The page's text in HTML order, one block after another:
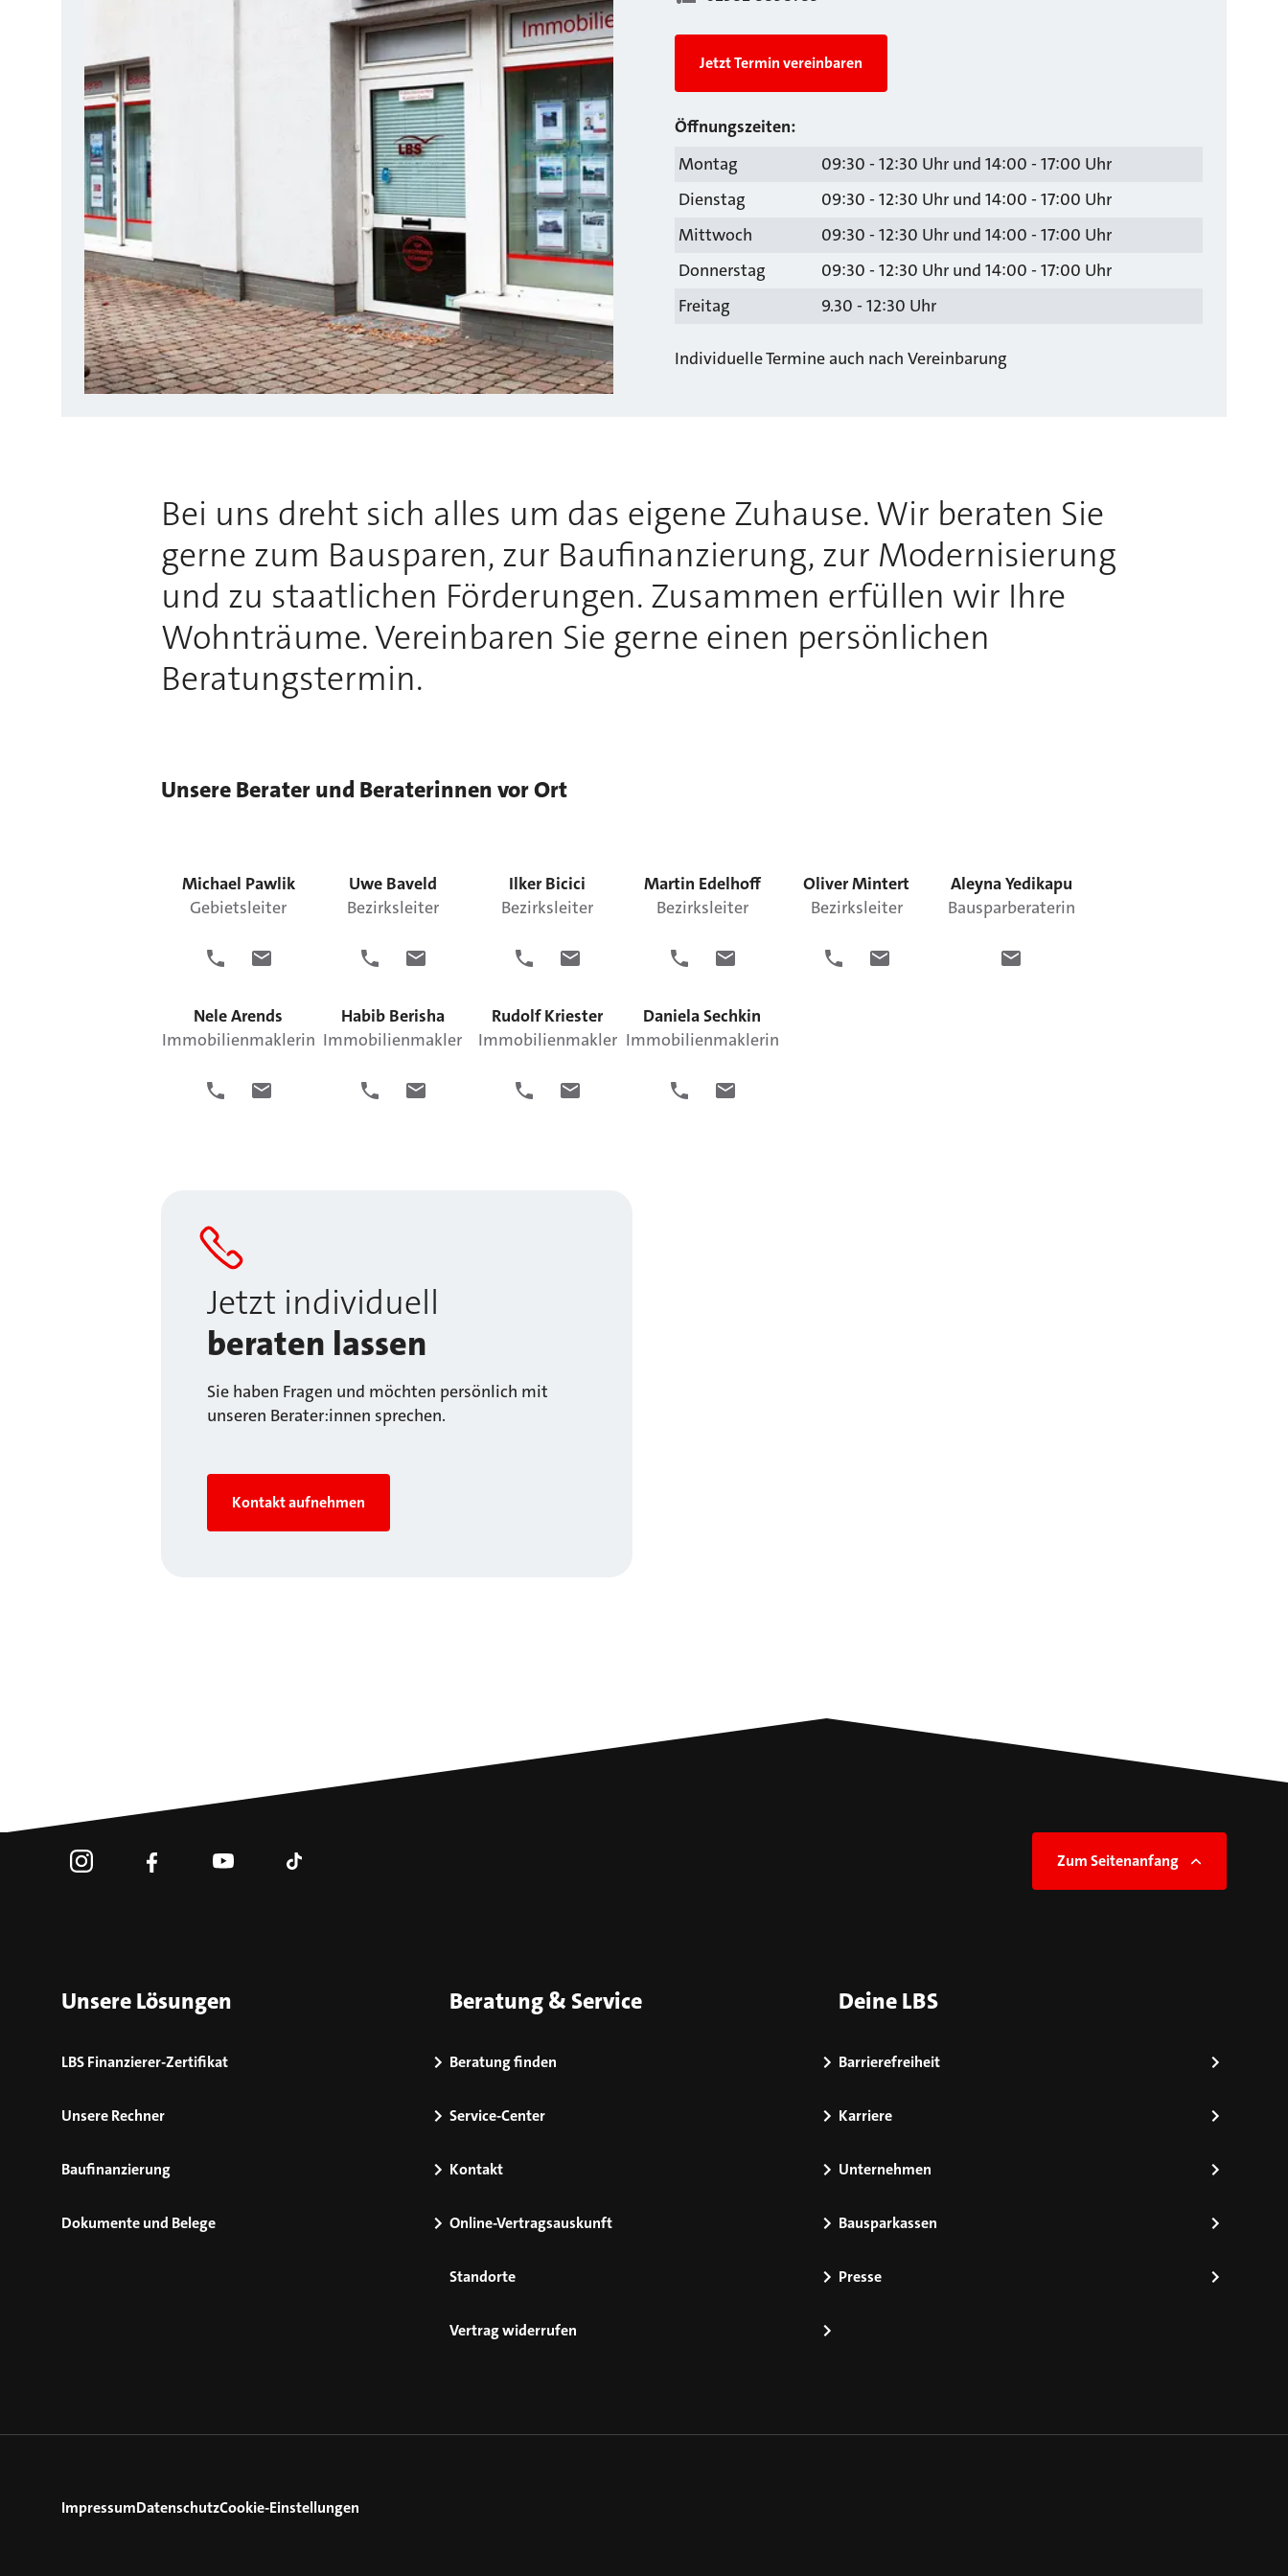
Jetzt Termin vereinbaren
Öffnungszeiten:
Montag
09:30 - 12:30 Uhr und 14:00 - 17:00 Uhr
Dienstag
09:30 - 12:30 Uhr und 14:00 - 17:00 Uhr
Mittwoch
09:30 - 12:30 Uhr und 14:00 - 17:00 Uhr
Donnerstag
09:30 - 12:30 Uhr und 14:00 - 17:00 Uhr
Freitag
9.30 - 12:30 Uhr
Individuelle Termine auch nach Vereinbarung
Bei uns dreht sich alles um das eigene Zuhause. Wir beraten Sie
gerne zum Bausparen, zur Baufinanzierung, zur Modernisierung
und zu staatlichen Förderungen. Zusammen erfüllen wir Ihre
Wohnträume. Vereinbaren Sie gerne einen persönlichen
Beratungstermin.
Unsere Berater und Beraterinnen vor Ort
Michael Pawlik
Gebietsleiter
Uwe Baveld
Bezirksleiter
Ilker Bicici
Bezirksleiter
Martin Edelhoff
Bezirksleiter
OliverMintert
Bezirksleiter
AleynaYedikapu
Bausparberaterin
NeleArends
Immobilienmaklerin
Habib Berisha
Immobilienmakler
RudolfKriester
Immobilienmakler
DanielaSechkin
Immobilienmaklerin
Jetzt individuell
beraten lassen
Sie haben Fragen und möchten persönlich mit
unseren Berater:innen sprechen.
Kontakt aufnehmen
Zum Seitenanfang
Unsere Lösungen
LBS Finanzierer-Zertifikat
Unsere Rechner
Baufinanzierung
Dokumente und Belege
Beratung & Service
Beratung finden
Service-Center
Kontakt
Online-Vertragsauskunft
Standorte
Vertrag widerrufen
Deine LBS
Barrierefreiheit
Karriere
Unternehmen
Bausparkassen
Presse
ImpressumDatenschutzCookie-Einstellungen